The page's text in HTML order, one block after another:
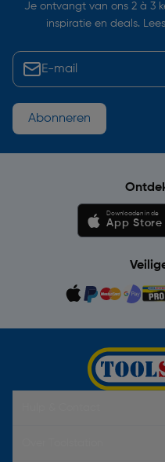
Je ontvangt van ons 2 à 3
inspiratie en deals.
Abonneren
Downloaden in de
App Store